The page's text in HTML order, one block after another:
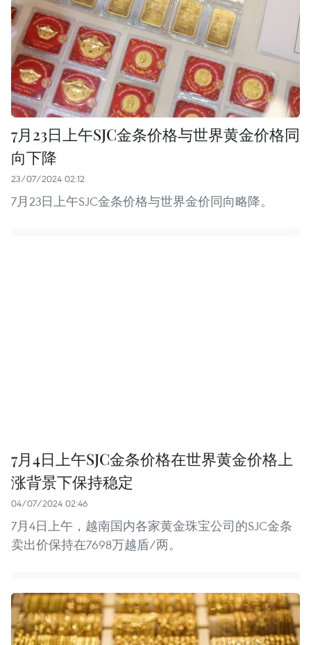
7月23日上午SJC金条价格与世界黄金价格同
向下降
23/07/2024 02:12
7月23日上午SJC金条价格与世界金价同向略降。
7月4日上午SJC金条价格在世界黄金价格上
涨背景下保持稳定
04/07/2024 02:46
7月4日上午，越南国内各家黄金珠宝公司的SJC金条
卖出价保持在7698万越盾/两。